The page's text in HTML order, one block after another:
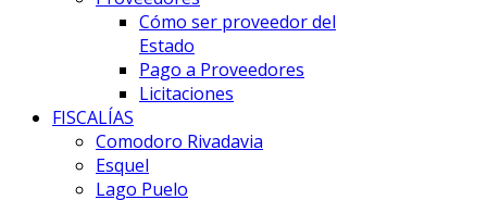
Cómo ser proveedor del
Estado
Pago a Proveedores
Licitaciones
FISCALÍAS
Comodoro Rivadavia
Esquel
Lago Puelo